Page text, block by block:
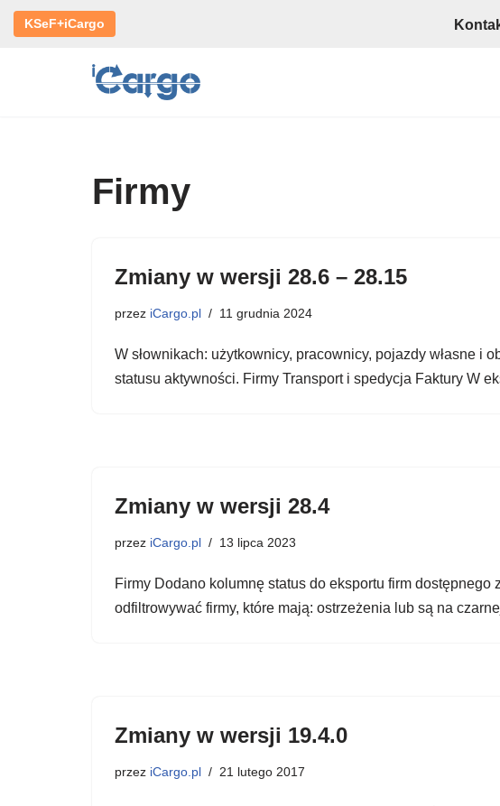
KSeF+iCargo
Firmy
Zmiany w wersji 28.6 – 28.15
przez iCargo.pl 11 grudnia 2024
W słownikach: użytkownicy, pracownicy, pojazdy własne i
statusu aktywności. Firmy Transport i spedycja Faktury W
Zmiany w wersji 28.4
przez iCargo.pl 13 lipca 2023
Firmy Dodano kolumnę status do eksportu firm
odfiltrowywać firmy, które mają: ostrzeżenia lub są na
Zmiany w wersji 19.4.0
przez iCargo.pl 21 lutego 2017